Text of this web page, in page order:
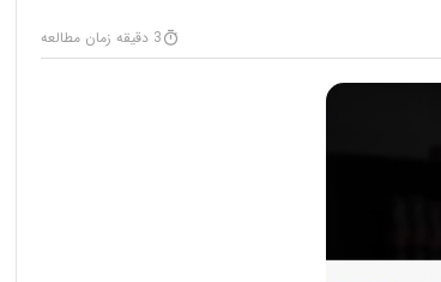
3 دقیقه زمان مطالعه